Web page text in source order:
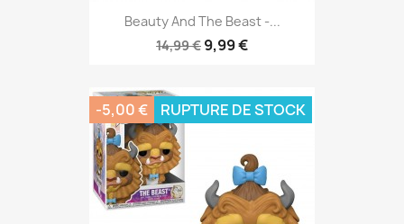
Beauty And The Beast -...
14,99 € 9,99 €
-5,00 € RUPTURE DE STOCK